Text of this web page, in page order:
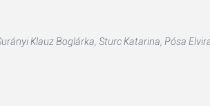
Klauz Boglárka, Sturc Katarina, Pósa